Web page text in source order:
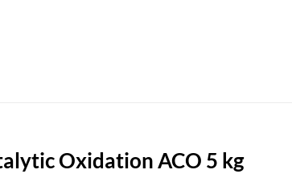
Oxidation ACO 5 kg